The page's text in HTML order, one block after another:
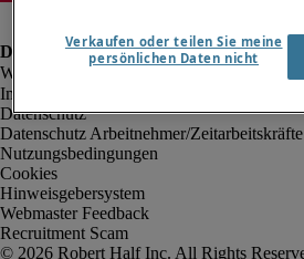
Impressum
Datenschutz
Datenschutz Arbeitnehmer/Zeitarbeitskräfte
Nutzungsbedingungen
Cookies
Hinweisgebersystem
Webmaster Feedback
Recruitment Scam
Verkaufen oder teilen Sie meine
persönlichen Daten nicht